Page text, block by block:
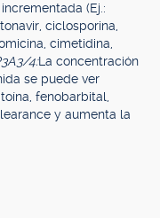
(Ej.:
ciclosporina,
cimetidina,
4:La concentración
se puede ver
fenobarbital,
y aumenta la